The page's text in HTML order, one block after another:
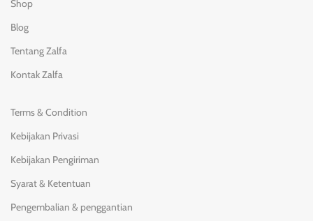
Shop
Blog
Tentang Zalfa
Kontak Zalfa
Terms & Condition
Kebijakan Privasi
Kebijakan Pengiriman
Syarat & Ketentuan
Pengembalian & penggantian